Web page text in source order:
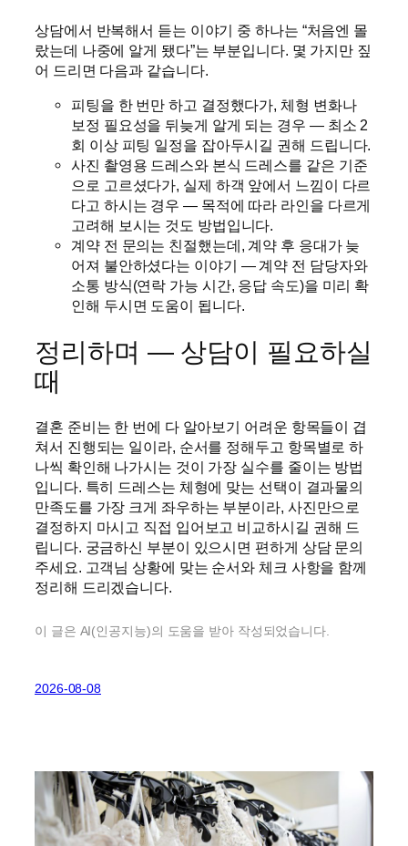
상담에서 반복해서 듣는 이야기 중 하나는 “처음엔 몰
랐는데 나중에 알게 됐다”는 부분입니다. 몇 가지만 짚
어 드리면 다음과 같습니다.
피팅을 한 번만 하고 결정했다가, 체형 변화나
보정 필요성을 뒤늦게 알게 되는 경우 — 최소 2
회 이상 피팅 일정을 잡아두시길 권해 드립니다.
사진 촬영용 드레스와 본식 드레스를 같은 기준
으로 고르셨다가, 실제 하객 앞에서 느낌이 다르
다고 하시는 경우 — 목적에 따라 라인을 다르게
고려해 보시는 것도 방법입니다.
계약 전 문의는 친절했는데, 계약 후 응대가 늦
어져 불안하셨다는 이야기 — 계약 전 담당자와
소통 방식(연락 가능 시간, 응답 속도)을 미리 확
인해 두시면 도움이 됩니다.
정리하며 — 상담이 필요하실
때
결혼 준비는 한 번에 다 알아보기 어려운 항목들이 겹
쳐서 진행되는 일이라, 순서를 정해두고 항목별로 하
나씩 확인해 나가시는 것이 가장 실수를 줄이는 방법
입니다. 특히 드레스는 체형에 맞는 선택이 결과물의
만족도를 가장 크게 좌우하는 부분이라, 사진만으로
결정하지 마시고 직접 입어보고 비교하시길 권해 드
립니다. 궁금하신 부분이 있으시면 편하게 상담 문의
주세요. 고객님 상황에 맞는 순서와 체크 사항을 함께
정리해 드리겠습니다.
이 글은 AI(인공지능)의 도움을 받아 작성되었습니다.
2026-08-08